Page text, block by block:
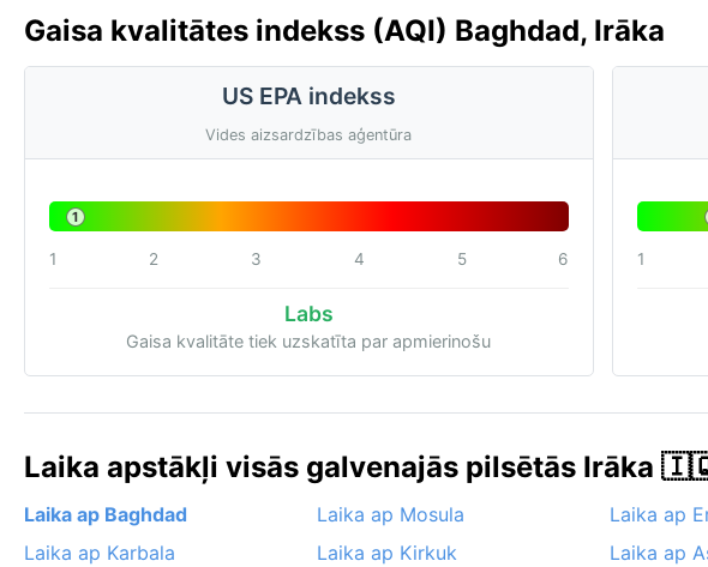
Gaisa kvalitātes indekss (AQI) Baghdad, Irāka
US EPA indekss
Vides aizsardzības aģentūra
1
1 2 3 4 5 6
Labs
Gaisa kvalitāte tiek uzskatīta par apmierinošu
1
Laika apstākļi visās galvenajās pilsētās Irāka
Laika ap Baghdad Laika ap Mosula Laika ap
Laika ap Karbala
Laika ap Kirkuk Laika ap